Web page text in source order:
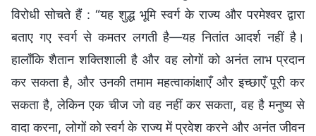
विरोधी सोचते हैं : “यह शुद्ध भूमि स्वर्ग के राज्य और परमेश्वर द्वारा
बताए गए स्वर्ग से कमतर लगती है—यह नितांत आदर्श नहीं है।
हालाँकि शैतान शक्तिशाली है और वह लोगों को अनंत लाभ प्रदान
कर सकता है, और उनकी तमाम महत्वाकांक्षाएँ और इच्छाएँ पूरी कर
सकता है, लेकिन एक चीज जो वह नहीं कर सकता, वह है मनुष्य से
वादा करना, लोगों को स्वर्ग के राज्य में प्रवेश करने और अनंत जीवन